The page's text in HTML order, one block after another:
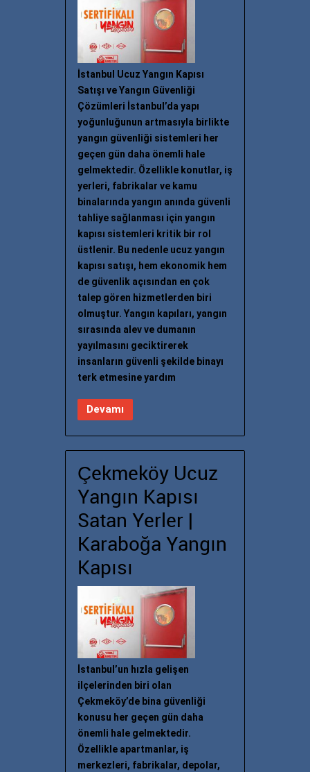
İstanbul Ucuz Yangın Kapısı
Satışı ve Yangın Güvenliği
Çözümleri İstanbul’da yapı
yoğunluğunun artmasıyla birlikte
yangın güvenliği sistemleri her
geçen gün daha önemli hale
gelmektedir. Özellikle konutlar, iş
yerleri, fabrikalar ve kamu
binalarında yangın anında güvenli
tahliye sağlanması için yangın
kapısı sistemleri kritik bir rol
üstlenir. Bu nedenle ucuz yangın
kapısı satışı, hem ekonomik hem
de güvenlik açısından en çok
talep gören hizmetlerden biri
olmuştur. Yangın kapıları, yangın
sırasında alev ve dumanın
yayılmasını geciktirerek
insanların güvenli şekilde binayı
terk etmesine yardım
Devamı
Çekmeköy Ucuz
Yangın Kapısı
Satan Yerler |
Karaboğa Yangın
Kapısı
İstanbul’un hızla gelişen
ilçelerinden biri olan
Çekmeköy’de bina güvenliği
konusu her geçen gün daha
önemli hale gelmektedir.
Özellikle apartmanlar, iş
merkezleri, fabrikalar, depolar,